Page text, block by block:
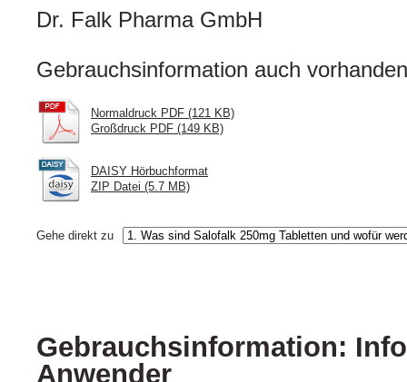
Dr. Falk Pharma GmbH
Gebrauchsinformation auch
Normaldruck PDF (121 KB)
Großdruck PDF (149 KB)
DAISY Hörbuchformat
ZIP Datei (5.7 MB)
Gehe direkt zu
Gebrauchsinformation:
Anwender